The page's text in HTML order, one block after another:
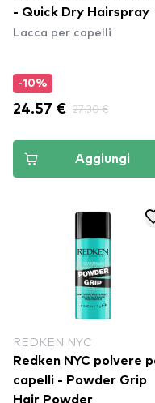
- Quick Dry Hairspray
Lacca per capelli
-10%
24.57 € 27.30 €
Aggiungi
REDKEN NYC
Redken NYC polvere
capelli - Powder Grip
Hair Powder